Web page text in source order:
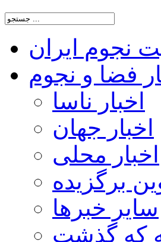
نجوم ایران
فضا و نجوم
اخبار ناسا
اخبار جهان
اخبار محلی
برگزیده
سایر خبرها
که گذشت